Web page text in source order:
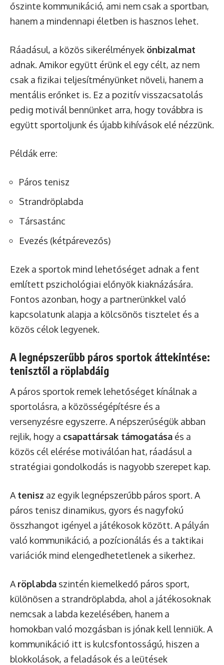
őszinte kommunikáció, ami nem csak a sportban,
hanem a mindennapi életben is hasznos lehet.
Ráadásul, a közös sikerélmények önbizalmat
adnak. Amikor együtt érünk el egy célt, az nem
csak a fizikai teljesítményünket növeli, hanem a
mentális erőnket is. Ez a pozitív visszacsatolás
pedig motivál bennünket arra, hogy továbbra is
együtt sportoljunk és újabb kihívások elé nézzünk.
Példák erre:
Páros tenisz
Strandröplabda
Társastánc
Evezés (kétpárevezős)
Ezek a sportok mind lehetőséget adnak a fent
említett pszichológiai előnyök kiaknázására.
Fontos azonban, hogy a partnerünkkel való
kapcsolatunk alapja a kölcsönös tisztelet és a
közös célok legyenek.
A legnépszerűbb páros sportok áttekintése:
tenisztől a röplabdáig
A páros sportok remek lehetőséget kínálnak a
sportolásra, a közösségépítésre és a
versenyzésre egyszerre. A népszerűségük abban
rejlik, hogy a csapattársak támogatása és a
közös cél elérése motiválóan hat, ráadásul a
stratégiai gondolkodás is nagyobb szerepet kap.
A tenisz az egyik legnépszerűbb páros sport. A
páros tenisz dinamikus, gyors és nagyfokú
összhangot igényel a játékosok között. A pályán
való kommunikáció, a pozícionálás és a taktikai
variációk mind elengedhetetlenek a sikerhez.
A röplabda szintén kiemelkedő páros sport,
különösen a strandröplabda, ahol a játékosoknak
nemcsak a labda kezelésében, hanem a
homokban való mozgásban is jónak kell lenniük. A
kommunikáció itt is kulcsfontosságú, hiszen a
blokkolások, a feladások és a leütések